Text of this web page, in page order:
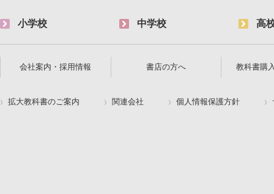
小学校 中学校 高
会社案内・採用情報 書店の方へ 教科書購
拡大教科書のご案内 関連会社 個人情報保護方針